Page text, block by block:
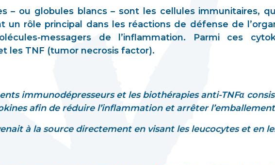
– ou globules blancs – sont les cellules immunitaires,
un rôle principal dans les réactions de défense de
messagers de l’inflammation. Parmi ces
les TNF (tumor necrosis factor).
immunodépresseurs et les biothérapies anti-TNFα
afin de réduire l’inflammation et arrêter
à la source directement en visant les leucocytes et en